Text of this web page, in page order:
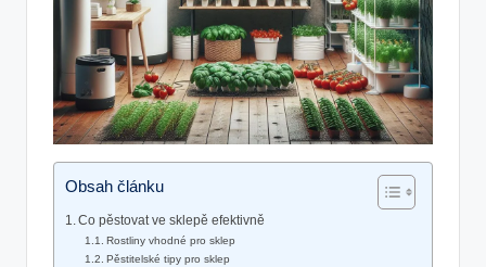
Obsah článku
Co pěstovat ve sklepě efektivně
Rostliny ⁤vhodné pro⁤ sklep
Pěstitelské tipy pro sklep